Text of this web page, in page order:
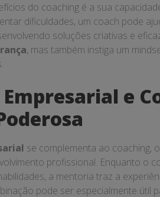
do coaching é a sua
dificuldades, um coach pode
soluções criativas e
, mas também instiga um
e
se complementa ao coaching,
profissional. Enquanto o
a mentoria traz a
pode ser especialmente útil